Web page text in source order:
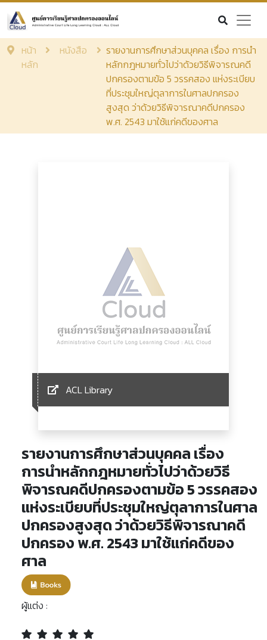
หน้า
หลัก
หนังสือ
รายงานการศึกษาส่วนบุคคล เรื่อง การนำ
หลักกฎหมายทั่วไปว่าด้วยวิธีพิจารณคดี
ปกครองตามข้อ 5 วรรคสอง แห่งระเบียบ
ที่ประชุมใหญ่ตุลาการในศาลปกครอง
สูงสุด ว่าด้วยวิธีพิจารณาคดีปกครอง
พ.ศ. 2543 มาใช้แก่คดีของศาล
ACL Library
รายงานการศึกษาส่วนบุคคล เรื่อง
การนำหลักกฎหมายทั่วไปว่าด้วยวิธี
พิจารณคดีปกครองตามข้อ 5 วรรคสอง
แห่งระเบียบที่ประชุมใหญ่ตุลาการในศาล
ปกครองสูงสุด ว่าด้วยวิธีพิจารณาคดี
ปกครอง พ.ศ. 2543 มาใช้แก่คดีของ
ศาล
ผู้แต่ง :